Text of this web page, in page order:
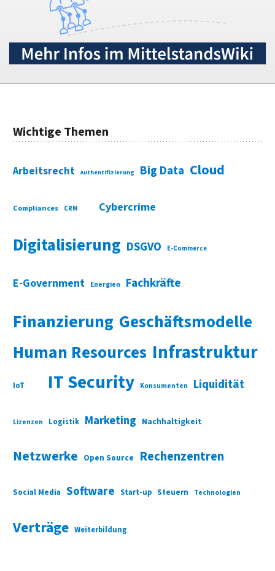
Wichtige Themen
Arbeitsrecht Authentifizierung Big Data Cloud
Compliances CRM Cybercrime
Digitalisierung DSGVO E-Commerce
E-Government Energien Fachkräfte
Finanzierung Geschäftsmodelle
Human Resources Infrastruktur
IoT IT Security Konsumenten Liquidität
Lizenzen Logistik Marketing Nachhaltigkeit
Netzwerke Open Source Rechenzentren
Social Media Software Start-up Steuern Technologien
Verträge Weiterbildung